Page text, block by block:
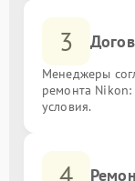
3
Менеджеры
ремонта Nikon:
условия.